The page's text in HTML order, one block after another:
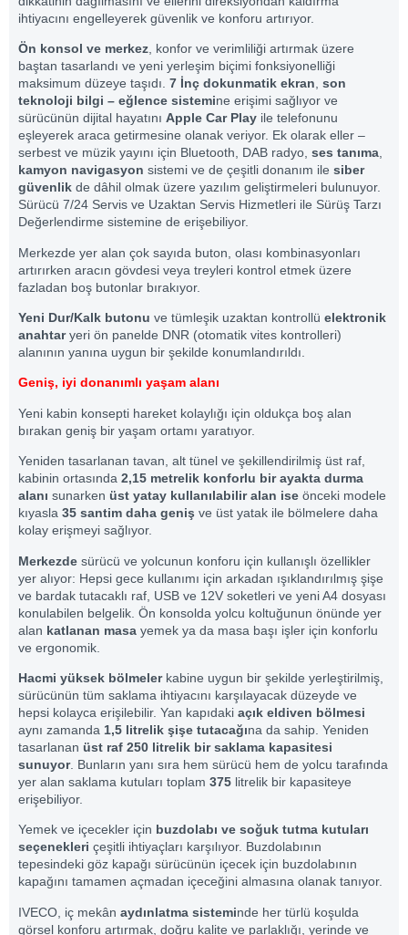
ihtiyacını engelleyerek güvenlik ve konforu artırıyor.
Ön konsol ve merkez, konfor ve verimliliği artırmak üzere
baştan tasarlandı ve yeni yerleşim biçimi fonksiyonelliği
maksimum düzeye taşıdı. 7 İnç dokunmatik ekran, son
teknoloji bilgi – eğlence sistemine erişimi sağlıyor ve
sürücünün dijital hayatını Apple Car Play ile telefonunu
eşleyerek araca getirmesine olanak veriyor. Ek olarak eller –
serbest ve müzik yayını için Bluetooth, DAB radyo, ses tanıma,
kamyon navigasyon sistemi ve de çeşitli donanım ile siber
güvenlik de dâhil olmak üzere yazılım geliştirmeleri bulunuyor.
Sürücü 7/24 Servis ve Uzaktan Servis Hizmetleri ile Sürüş Tarzı
Değerlendirme sistemine de erişebiliyor.
Merkezde yer alan çok sayıda buton, olası kombinasyonları
artırırken aracın gövdesi veya treyleri kontrol etmek üzere
fazladan boş butonlar bırakıyor.
Yeni Dur/Kalk butonu ve tümleşik uzaktan kontrollü elektronik
anahtaryeri ön panelde DNR (otomatik vites kontrolleri)
alanının yanına uygun bir şekilde konumlandırıldı.
Geniş, iyi donanımlı yaşam alanı
Yeni kabin konsepti hareket kolaylığı için oldukça boş alan
bırakan geniş bir yaşam ortamı yaratıyor.
Yeniden tasarlanan tavan, alt tünel ve şekillendirilmiş üst raf,
kabinin ortasında 2,15 metrelik konforlu bir ayakta durma
alanı sunarken üst yatay kullanılabilir alan ise önceki modele
kıyasla 35 santim daha geniş ve üst yatak ile bölmelere daha
kolay erişmeyi sağlıyor.
Merkezde sürücü ve yolcunun konforu için kullanışlı özellikler
yer alıyor: Hepsi gece kullanımı için arkadan ışıklandırılmış şişe
ve bardak tutacaklı raf, USB ve 12V soketleri ve yeni A4 dosyası
konulabilen belgelik. Ön konsolda yolcu koltuğunun önünde yer
alan katlanan masa yemek ya da masa başı işler için konforlu
ve ergonomik.
Hacmi yüksek bölmelerkabine uygun bir şekilde yerleştirilmiş,
sürücünün tüm saklama ihtiyacını karşılayacak düzeyde ve
hepsi kolayca erişilebilir. Yan kapıdaki açık eldiven bölmesi
aynı zamanda 1,5 litrelik şişe tutacağına da sahip. Yeniden
tasarlanan üst raf 250 litrelik bir saklama kapasitesi
sunuyor. Bunların yanı sıra hem sürücü hem de yolcu tarafında
yer alan saklama kutuları toplam 375 litrelik bir kapasiteye
erişebiliyor.
Yemek ve içecekler için buzdolabı ve soğuk tutma kutuları
seçenekleri çeşitli ihtiyaçları karşılıyor. Buzdolabının
tepesindeki göz kapağı sürücünün içecek için buzdolabının
kapağını tamamen açmadan içeceğini almasına olanak tanıyor.
IVECO, iç mekân aydınlatma sisteminde her türlü koşulda
görsel konforu artırmak, doğru kalite ve parlaklığı, yerinde ve